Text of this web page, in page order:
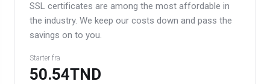
SSL certificates are among the most affordable in
the industry. We keep our costs down and pass the
savings on to you.
Starter fra
50.54TND